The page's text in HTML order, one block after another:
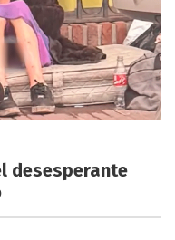
desesperante